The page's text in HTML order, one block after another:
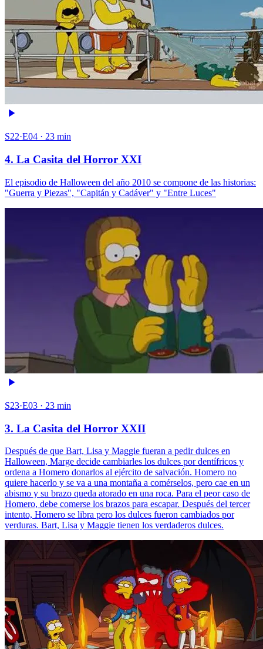
S22·E04 · 23 min
4. La Casita del Horror XXI
El episodio de Halloween del año 2010 se compone de las historias:
"Guerra y Piezas", "Capitán y Cadáver" y "Entre Luces"
S23·E03 · 23 min
3. La Casita del Horror XXII
Después de que Bart, Lisa y Maggie fueran a pedir dulces en
Halloween, Marge decide cambiarles los dulces por dentífricos y
ordena a Homero donarlos al ejército de salvación. Homero no
quiere hacerlo y se va a una montaña a comérselos, pero cae en un
abismo y su brazo queda atorado en una roca. Para el peor caso de
Homero, debe comerse los brazos para escapar. Después del tercer
intento, Homero se libra pero los dulces fueron cambiados por
verduras. Bart, Lisa y Maggie tienen los verdaderos dulces.